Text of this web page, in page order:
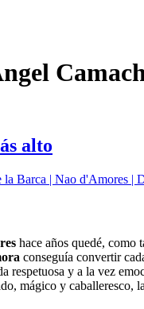
alto
hace años quedé, como
conseguía convertir
respetuosa y a la vez
mágico y caballeresco,